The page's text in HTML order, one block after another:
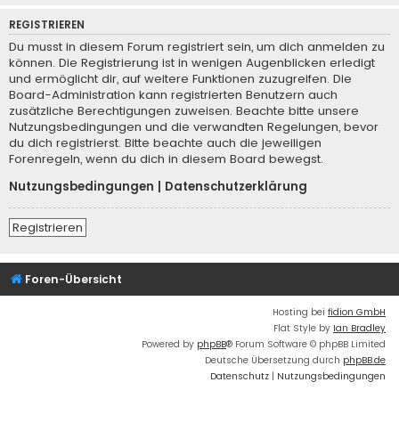
REGISTRIEREN
Du musst in diesem Forum registriert sein, um dich anmelden zu
können. Die Registrierung ist in wenigen Augenblicken erledigt
und ermöglicht dir, auf weitere Funktionen zuzugreifen. Die
Board-Administration kann registrierten Benutzern auch
zusätzliche Berechtigungen zuweisen. Beachte bitte unsere
Nutzungsbedingungen und die verwandten Regelungen, bevor
du dich registrierst. Bitte beachte auch die jeweiligen
Forenregeln, wenn du dich in diesem Board bewegst.
Nutzungsbedingungen
Datenschutzerklärung
Registrieren
Foren-Übersicht
Hosting bei fidion GmbH
Flat Style by Ian Bradley
Powered by phpBB® Forum Software © phpBB Limited
Deutsche Übersetzung durch phpBB.de
Datenschutz | Nutzungsbedingungen